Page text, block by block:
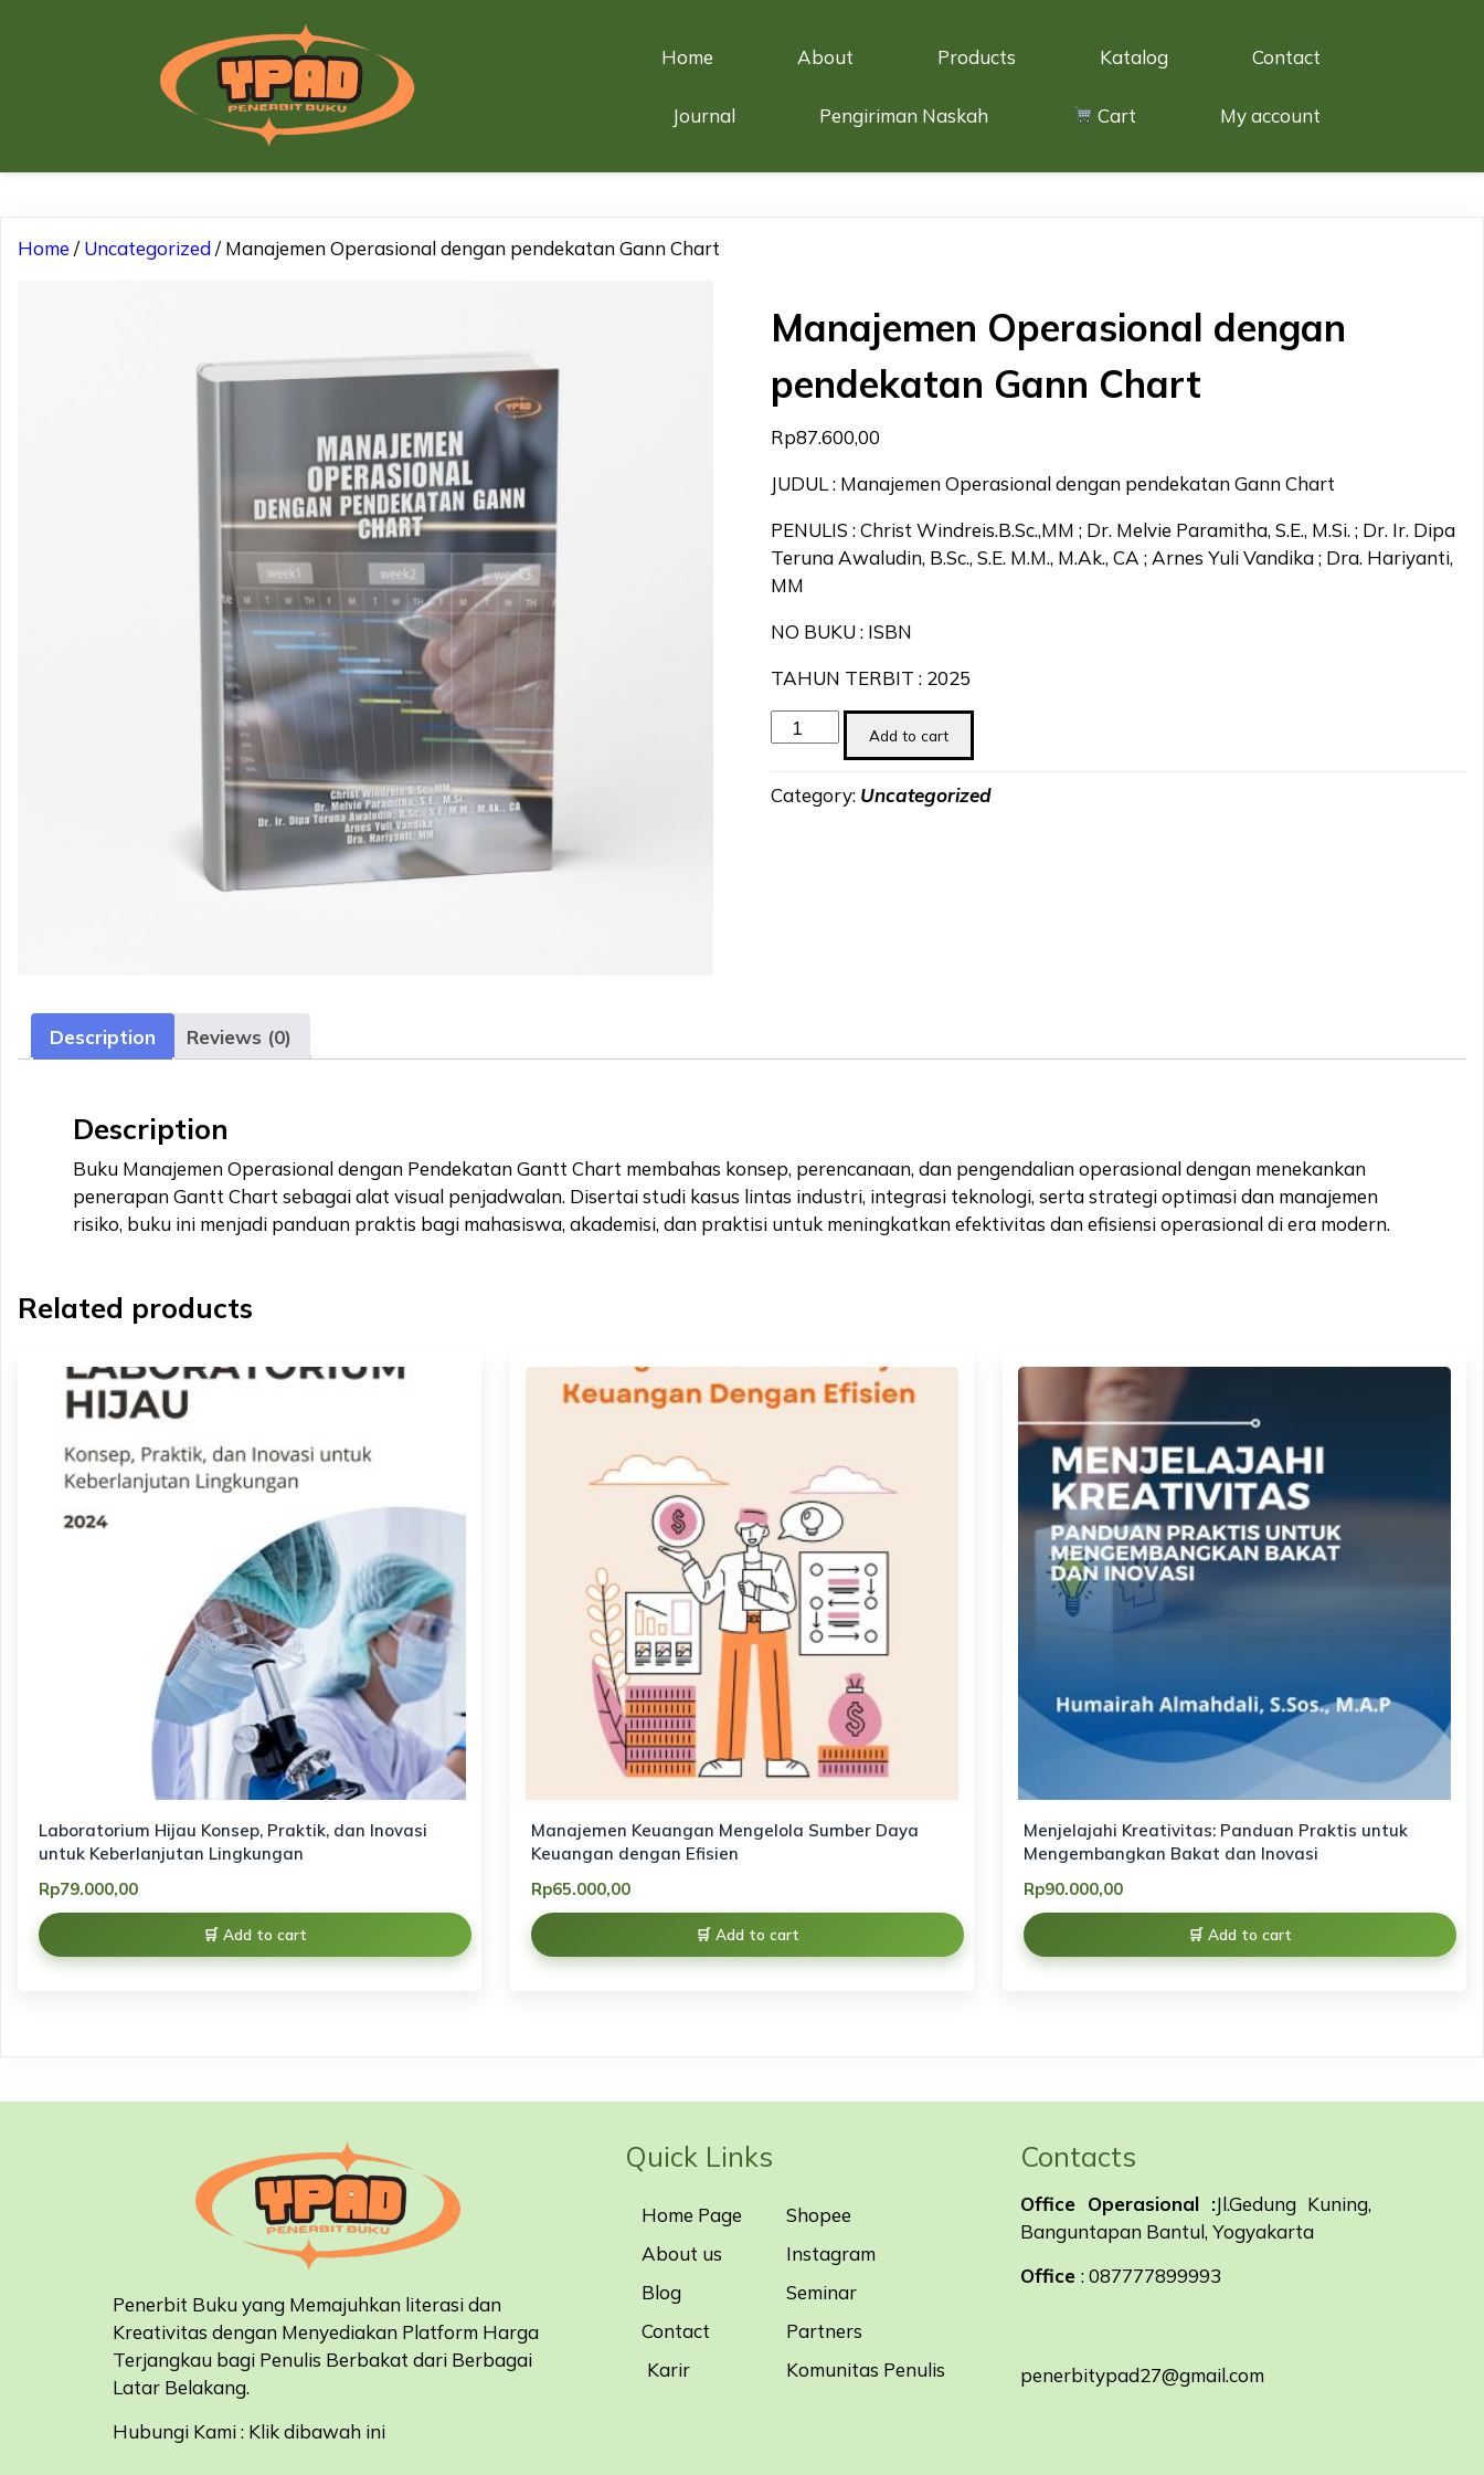
Home About Products Katalog Contact
Journal Pengiriman Naskah Cart My account
Home /Uncategorized/ Manajemen Operasional dengan pendekatan Gann Chart
Manajemen Operasional dengan
pendekatan Gann Chart
Rp87.600,00
JUDUL : Manajemen Operasional dengan pendekatan Gann Chart
PENULIS : Christ Windreis.B.Sc.,MM ; Dr. Melvie Paramitha, S.E., M.Si. ; Dr. Ir. Dipa
Teruna Awaludin, B.Sc., S.E. M.M., M.Ak., CA ; Arnes Yuli Vandika ; Dra. Hariyanti,
MM
NO BUKU : ISBN
TAHUN TERBIT : 2025
Manajemen
Operasional
pendekatan
Add to cart
Category: Uncategorized
Description Reviews (0)
Description
Buku Manajemen Operasional dengan Pendekatan Gantt Chart membahas konsep, perencanaan, dan pengendalian operasional dengan menekankan
penerapan Gantt Chart sebagai alat visual penjadwalan. Disertai studi kasus lintas industri, integrasi teknologi, serta strategi optimasi dan manajemen
risiko, buku ini menjadi panduan praktis bagi mahasiswa, akademisi, dan praktisi untuk meningkatkan efektivitas dan efisiensi operasional di era modern.
Related products
Laboratorium Hijau Konsep, Praktik, dan Inovasi
untuk Keberlanjutan Lingkungan
Rp79.000,00
Add to cart
Manajemen Keuangan Mengelola Sumber Daya
Keuangan dengan Efisien
Rp65.000,00
Add to cart
Menjelajahi Kreativitas: Panduan Praktis untuk
Mengembangkan Bakat dan Inovasi
Rp90.000,00
Add to cart
Penerbit Buku yang Memajuhkan literasi dan
Kreativitas dengan Menyediakan Platform Harga
Terjangkau bagi Penulis Berbakat dari Berbagai
Latar Belakang.
Hubungi Kami : Klik dibawah ini
Quick Links
Home Page
About us
Blog
Contact
Karir
Shopee
Instagram
Seminar
Partners
Komunitas Penulis
Contacts
Office Operasional :Jl.Gedung Kuning,
Banguntapan Bantul, Yogyakarta
Office: 087777899993
penerbitypad27@gmail.com